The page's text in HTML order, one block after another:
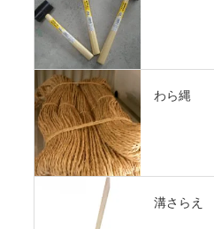
わら縄
溝さらえ